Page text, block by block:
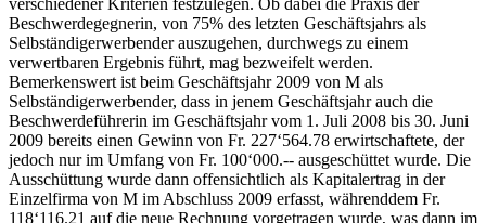
verschiedener Kriterien festzulegen. Ob dabei die Praxis der
Beschwerdegegnerin, von 75% des letzten Geschäftsjahrs als
Selbständigerwerbender auszugehen, durchwegs zu einem
verwertbaren Ergebnis führt, mag bezweifelt werden.
Bemerkenswert ist beim Geschäftsjahr 2009 von M als
Selbständigerwerbender, dass in jenem Geschäftsjahr auch die
Beschwerdeführerin im Geschäftsjahr vom 1. Juli 2008 bis 30. Juni
2009 bereits einen Gewinn von Fr. 227‘564.78 erwirtschaftete, der
jedoch nur im Umfang von Fr. 100‘000.-- ausgeschüttet wurde. Die
Ausschüttung wurde dann offensichtlich als Kapitalertrag in der
Einzelfirma von M im Abschluss 2009 erfasst, währenddem Fr.
118‘116.21 auf die neue Rechnung vorgetragen wurde, was dann im